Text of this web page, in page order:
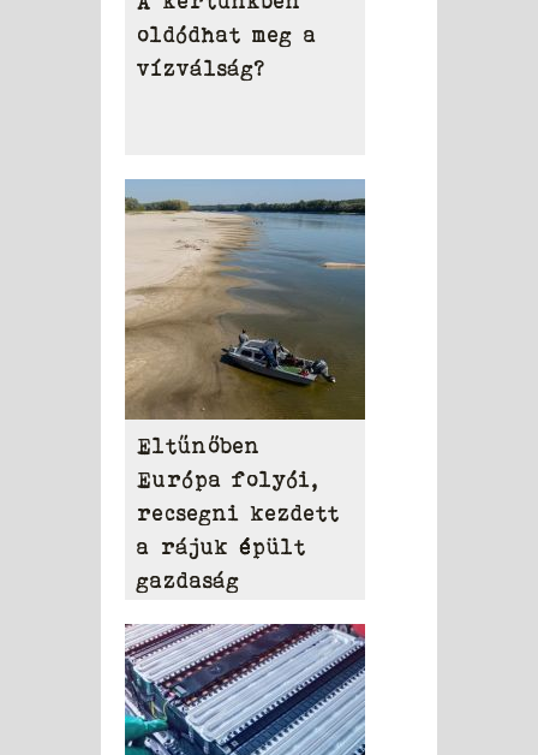
oldódhat meg a
vízválság?
Eltűnőben
Európa folyói,
recsegni kezdett
a rájuk épült
gazdaság